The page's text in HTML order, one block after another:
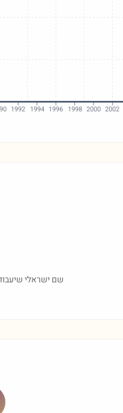
1992 1994 1996 1998 2000 2002
שם ישראלי